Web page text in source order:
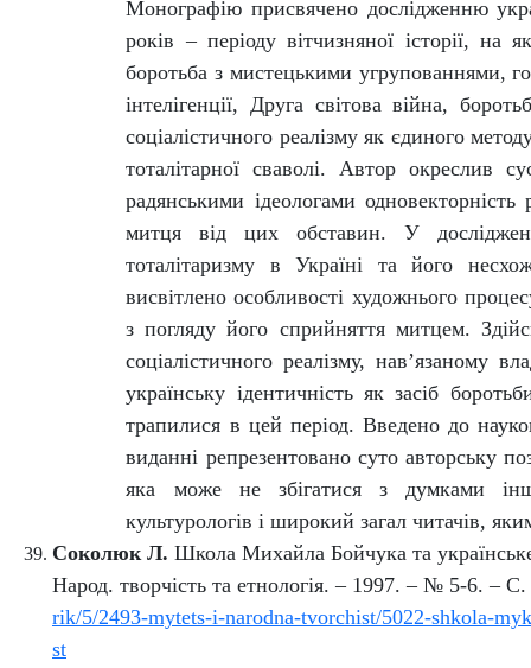
Монографію присвячено дослідженню
років – періоду вітчизняної історії,
боротьба з мистецькими угрупованнями,
інтелігенції, Друга світова війна,
соціалістичного реалізму як єдиного
тоталітарної сваволі. Автор окреслив
радянськими ідеологами
митця від цих обставин.У
тоталітаризму в Україні та його
висвітлено особливості художнього
з погляду його сприйняття митцем.
соціалістичного реалізму, нав’язаному
українську ідентичність як засіб
трапилися в цей період. Введено до
виданні репрезентовано суто авторську
яка може не збігатися з думками
культурологів і широкий загал читачів,
Соколюк Л. Школа Михайла Бойчука та
Народ. творчість та етнологія. – 1997. – № 5-6. – С.
rik/5/2493-mytets-i-narodna-tvorchist/5022-shkola-
st